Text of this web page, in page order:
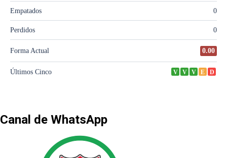
Canal de WhatsApp